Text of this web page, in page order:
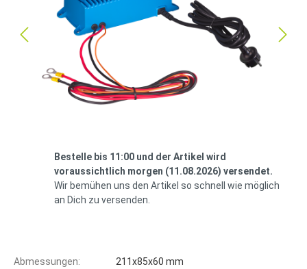
Bestelle bis 11:00 und der Artikel wird
voraussichtlich morgen (11.08.2026) versendet.
Wir bemühen uns den Artikel so schnell wie möglich
an Dich zu versenden.
Abmessungen:
211x85x60 mm